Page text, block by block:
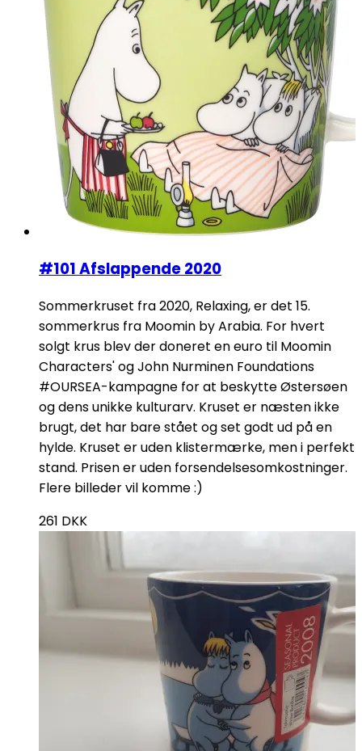
#101 Afslappende 2020
Sommerkruset fra 2020, Relaxing, er det 15.
sommerkrus fra Moomin by Arabia. For hvert
solgt krus blev der doneret en euro til Moomin
Characters' og John Nurminen Foundations
#OURSEA-kampagne for at beskytte Østersøen
og dens unikke kulturarv. Kruset er næsten ikke
brugt, det har bare stået og set godt ud på en
hylde. Kruset er uden klistermærke, men i perfekt
stand. Prisen er uden forsendelsesomkostninger.
Flere billeder vil komme :)
261 DKK